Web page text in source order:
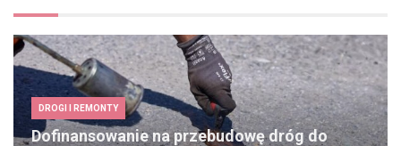
DROGI I REMONTY
Dofinansowanie na przebudowę dróg do